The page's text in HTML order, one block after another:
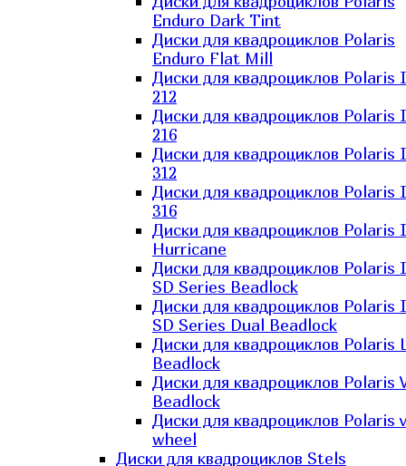
Enduro Dark Tint
Диски для квадроциклов Polaris
Enduro Flat Mill
Диски для квадроциклов Polaris
212
Диски для квадроциклов Polaris
216
Диски для квадроциклов Polaris
312
Диски для квадроциклов Polaris
316
Диски для квадроциклов Polaris
Hurricane
Диски для квадроциклов Polaris
SD Series Beadlock
Диски для квадроциклов Polaris
SD Series Dual Beadlock
Диски для квадроциклов Polaris
Beadlock
Диски для квадроциклов Polaris
Beadlock
Диски для квадроциклов Polaris
wheel
Диски для квадроциклов Stels